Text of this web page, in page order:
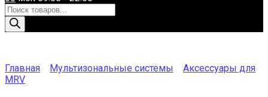
Поиск
товаров
Главная Мультизональные системы
Аксессуары для
MRV